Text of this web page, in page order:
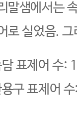
말샘에서는
로 실었음.
표제어 수:
구 표제어